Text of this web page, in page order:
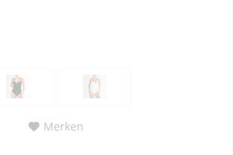
Merken